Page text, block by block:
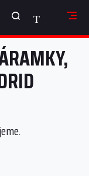
NÁKUPNÍ
KOŠÍK